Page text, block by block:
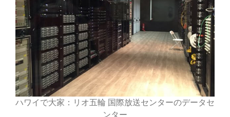
ハワイで大家：リオ五輪 国際放送センターのデータセ
ンター